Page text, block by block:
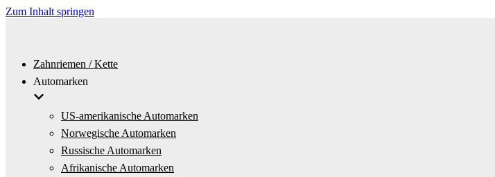
Zum Inhalt springen
Zahnriemen / Kette
Automarken
US-amerikanische Automarken
Norwegische Automarken
Russische Automarken
Afrikanische Automarken